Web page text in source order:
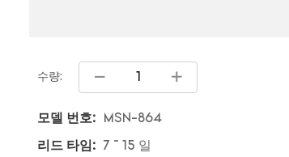
수량:
모델 번호: MSN-864
리드 타임: 7 ~ 15 일